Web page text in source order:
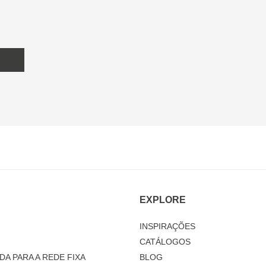
PARA A REDE FIXA
EXPLORE
INSPIRAÇÕES
CATÁLOGOS
BLOG